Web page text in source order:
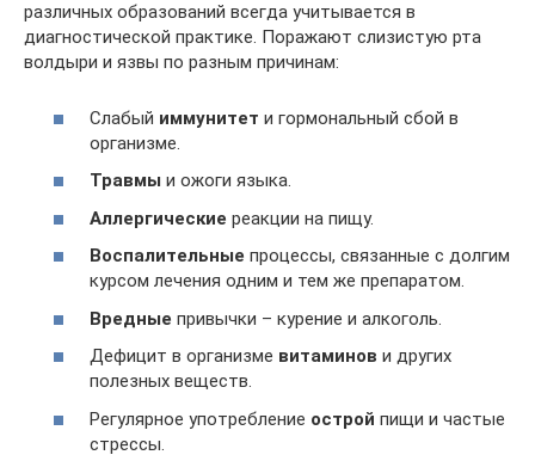
различных образований всегда учитывается в
диагностической практике. Поражают слизистую рта
волдыри и язвы по разным причинам:
Слабый иммунитет и гормональный сбой в
организме.
Травмы и ожоги языка.
Аллергические реакции на пищу.
Воспалительные процессы, связанные с долгим
курсом лечения одним и тем же препаратом.
Вредные привычки – курение и алкоголь.
Дефицит в организме витаминов и других
полезных веществ.
Регулярное употребление острой пищи и частые
стрессы.